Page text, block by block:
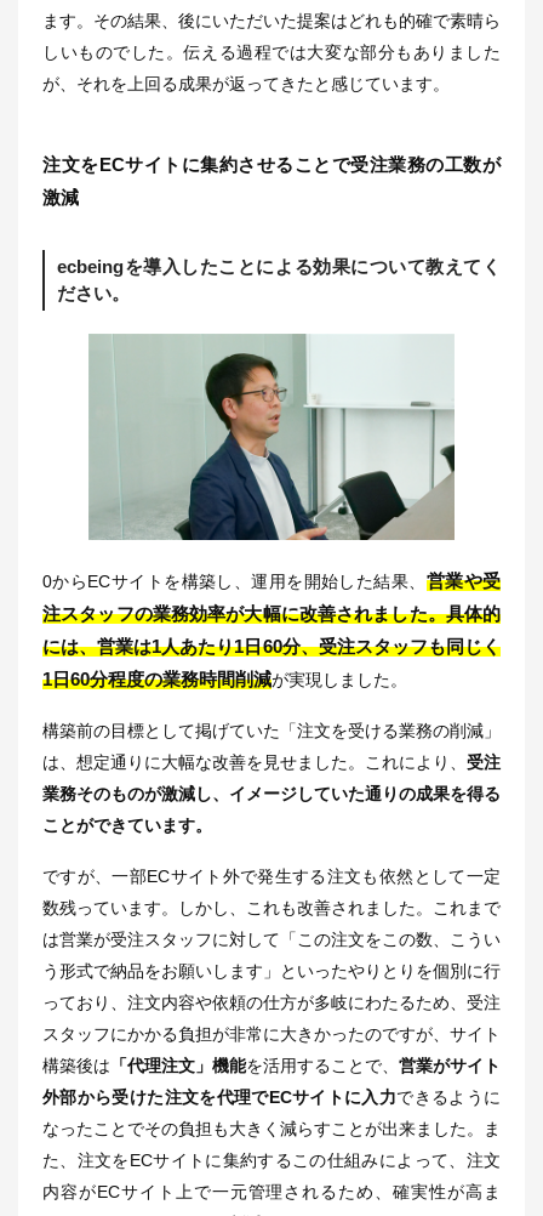
ます。その結果、後にいただいた提案はどれも的確で素晴ら
しいものでした。伝える過程では大変な部分もありました
が、それを上回る成果が返ってきたと感じています。
注文をECサイトに集約させることで受注業務の工数が
激減
ecbeingを導入したことによる効果について教えてく
ださい。
0からECサイトを構築し、運用を開始した結果、 営業や受
注スタッフの業務効率が大幅に改善されました。具体的
には、営業は1人あたり1日60分、受注スタッフも同じく
1日60分程度の業務時間削減が実現しました。
構築前の目標として掲げていた「注文を受ける業務の削減」
は、想定通りに大幅な改善を見せました。これにより、 受注
業務そのものが激減し、イメージしていた通りの成果を得る
ことができています。
ですが、一部ECサイト外で発生する注文も依然として一定
数残っています。しかし、これも改善されました。これまで
は営業が受注スタッフに対して「この注文をこの数、こうい
う形式で納品をお願いします」といったやりとりを個別に行
っており、注文内容や依頼の仕方が多岐にわたるため、受注
スタッフにかかる負担が非常に大きかったのですが、サイト
構築後は 「代理注文」機能を活用することで、 営業がサイト
外部から受けた注文を代理でECサイトに入力できるように
なったことでその負担も大きく減らすことが出来ました。ま
た、注文をECサイトに集約するこの仕組みによって、注文
内容がECサイト上で一元管理されるため、確実性が高ま